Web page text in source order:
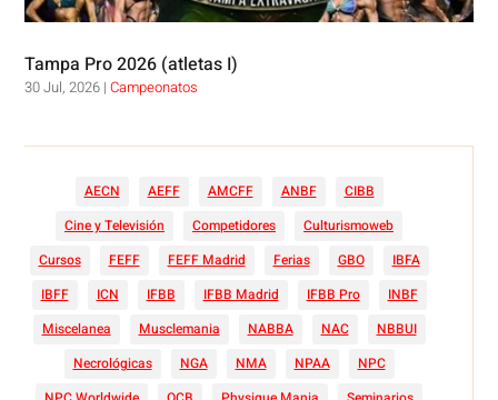
Tampa Pro 2026 (atletas I)
30 Jul, 2026 |Campeonatos
AECN AEFF AMCFF ANBF
CIBB
Cine y Televisión
Competidores
Culturismoweb
Cursos
FEFF FEFF Madrid Ferias GBO
IBFA
IBFF
ICN IFBB IFBB Madrid IFBB Pro
INBF
Miscelanea
Musclemania NABBA NAC
NBBUI
Necrológicas
NGA NMA NPAA
NPC